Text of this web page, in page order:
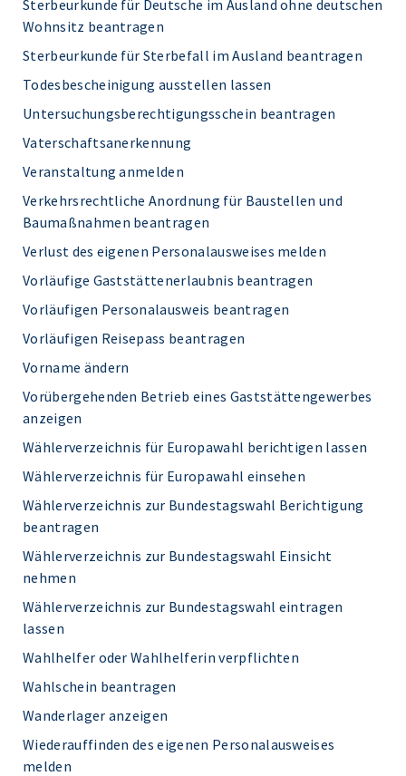
Sterbeurkunde für Deutsche im Ausland ohne deutschen
Wohnsitz beantragen
Sterbeurkunde für Sterbefall im Ausland beantragen
Todesbescheinigung ausstellen lassen
Untersuchungsberechtigungsschein beantragen
Vaterschaftsanerkennung
Veranstaltung anmelden
Verkehrsrechtliche Anordnung für Baustellen und
Baumaßnahmen beantragen
Verlust des eigenen Personalausweises melden
Vorläufige Gaststättenerlaubnis beantragen
Vorläufigen Personalausweis beantragen
Vorläufigen Reisepass beantragen
Vorname ändern
Vorübergehenden Betrieb eines Gaststättengewerbes
anzeigen
Wählerverzeichnis für Europawahl berichtigen lassen
Wählerverzeichnis für Europawahl einsehen
Wählerverzeichnis zur Bundestagswahl Berichtigung
beantragen
Wählerverzeichnis zur Bundestagswahl Einsicht
nehmen
Wählerverzeichnis zur Bundestagswahl eintragen
lassen
Wahlhelfer oder Wahlhelferin verpflichten
Wahlschein beantragen
Wanderlager anzeigen
Wiederauffinden des eigenen Personalausweises
melden